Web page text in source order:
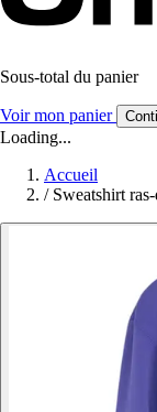
Sous-total du panier
Voir mon panier
Loading...
Accueil
/ Sweatshirt